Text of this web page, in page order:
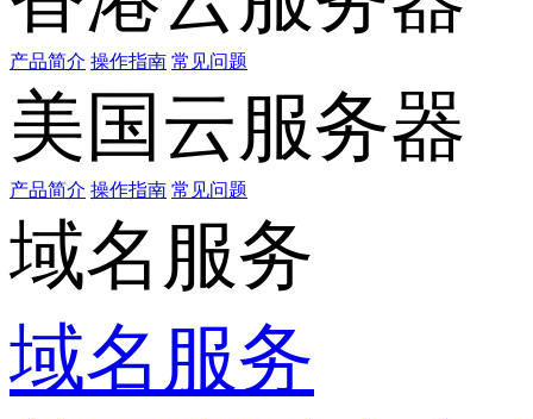
产品简介 操作指南 常见问题
美国云服务器
产品简介 操作指南 常见问题
域名服务
域名服务